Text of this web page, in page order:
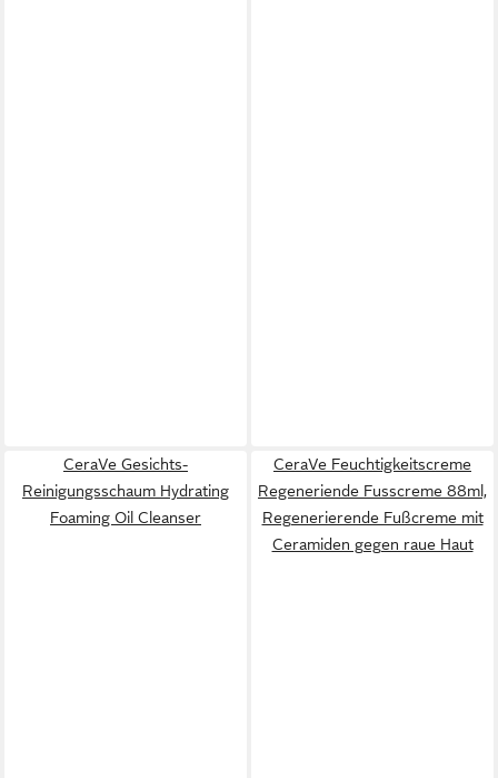
CeraVe Gesichts-
Reinigungsschaum Hydrating
Foaming Oil Cleanser
CeraVe Feuchtigkeitscreme
Regeneriende Fusscreme 88ml,
Regenerierende Fußcreme mit
Ceramiden gegen raue Haut